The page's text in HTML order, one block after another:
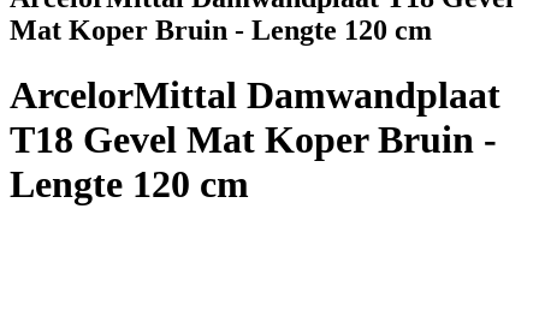
Mat Koper Bruin - Lengte 120 cm
ArcelorMittal Damwandplaat
T18 Gevel Mat Koper Bruin -
Lengte 120 cm